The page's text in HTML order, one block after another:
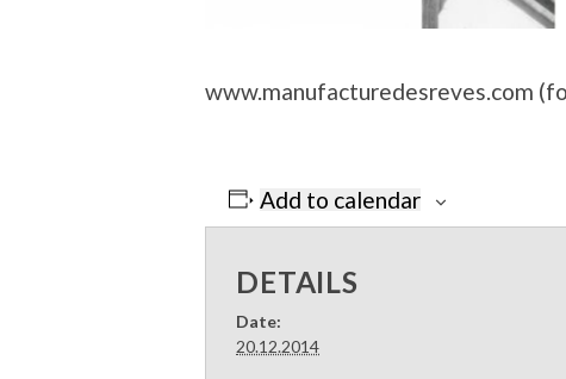
www.manufacturedesreves.com
Add to calendar
DETAILS
Date:
20.12.2014